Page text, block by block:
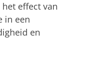
effect van
in een
en